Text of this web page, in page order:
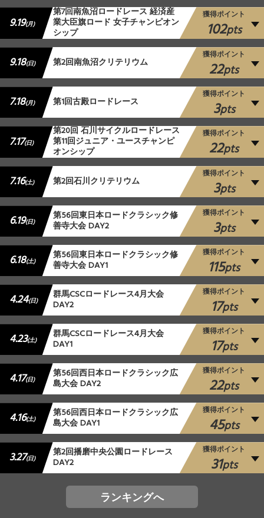
9.19(月)
第7回南魚沼ロードレース 経済産
業大臣旗ロード 女子チャンピオン
シップ
獲得ポイント
102pts
9.18(日) 第2回南魚沼クリテリウム
獲得ポイント
22pts
7.18(月) 第1回古殿ロードレース
獲得ポイント
3pts
7.17(日)
第20回 石川サイクルロードレース
第11回ジュニア・ユースチャンピ
オンシップ
獲得ポイント
22pts
7.16(土) 第2回石川クリテリウム
獲得ポイント
3pts
6.19(日) 第56回東日本ロードクラシック修
善寺大会 DAY2
獲得ポイント
3pts
6.18(土) 第56回東日本ロードクラシック修
善寺大会 DAY1
獲得ポイント
115pts
4.24(日) 群馬CSCロードレース4月大会
DAY2
獲得ポイント
17pts
4.23(土) 群馬CSCロードレース4月大会
DAY1
獲得ポイント
17pts
4.17(日) 第56回西日本ロードクラシック広
島大会 DAY2
獲得ポイント
22pts
4.16(土) 第56回西日本ロードクラシック広
島大会 DAY1
獲得ポイント
45pts
3.27(日) 第2回播磨中央公園ロードレース
DAY2
獲得ポイント
31pts
ランキングへ